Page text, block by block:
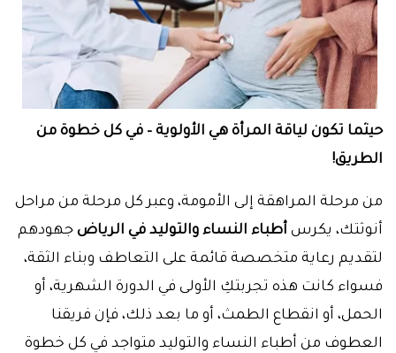
حيثما تكون لياقة المرأة هي الأولوية – في كل خطوة من
الطريق!
من مرحلة المراهقة إلى الأمومة، وعبر كل مرحلة من مراحل
أنوثتك، يكرس أطباء النساء والتوليد في الرياض جهودهم
لتقديم رعاية متخصصة قائمة على التعاطف وبناء الثقة،
فسواء كانت هذه تجربتكِ الأولى في الدورة الشهرية، أو
الحمل، أو انقطاع الطمث، أو ما بعد ذلك، فإن فريقنا
العطوف من أطباء النساء والتوليد متواجد في كل خطوة